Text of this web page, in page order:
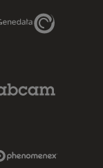
Genedata Link